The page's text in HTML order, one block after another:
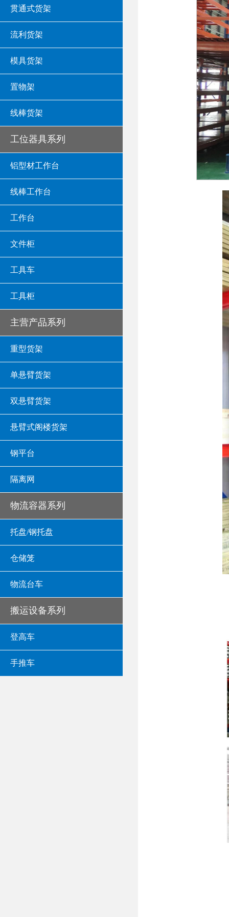
贯通式货架
流利货架
模具货架
置物架
线棒货架
工位器具系列
铝型材工作台
线棒工作台
工作台
文件柜
工具车
工具柜
主营产品系列
重型货架
单悬臂货架
双悬臂货架
悬臂式阁楼货架
钢平台
隔离网
物流容器系列
托盘/钢托盘
仓储笼
物流台车
搬运设备系列
登高车
手推车